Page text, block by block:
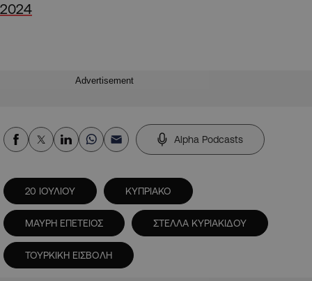
2024
Advertisement
Alpha Podcasts
20 ΙΟΥΛΙΟΥ ΚΥΠΡΙΑΚΟ
ΜΑΥΡΗ ΕΠΕΤΕΙΟΣ ΣΤΕΛΛΑ ΚΥΡΙΑΚΙΔΟΥ
ΤΟΥΡΚΙΚΗ ΕΙΣΒΟΛΗ